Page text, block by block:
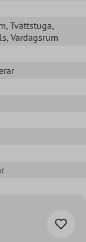
, Tvättstuga,
, Vardagsrum